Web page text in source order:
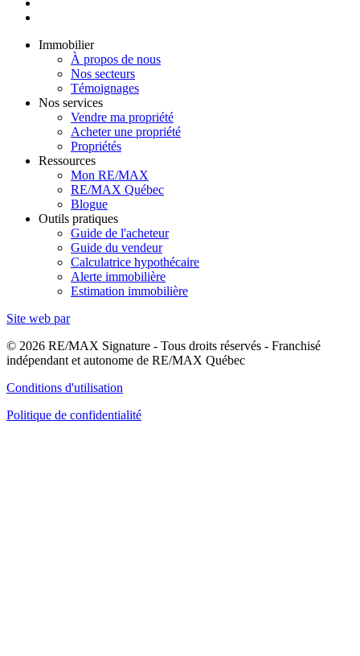
Immobilier
À propos de nous
Nos secteurs
Témoignages
Nos services
Vendre ma propriété
Acheter une propriété
Propriétés
Ressources
Mon RE/MAX
RE/MAX Québec
Blogue
Outils pratiques
Guide de l'acheteur
Guide du vendeur
Calculatrice hypothécaire
Alerte immobilière
Estimation immobilière
Site web par
© 2026 RE/MAX Signature - Tous droits réservés - Franchisé
indépendant et autonome de RE/MAX Québec
Conditions d'utilisation
Politique de confidentialité